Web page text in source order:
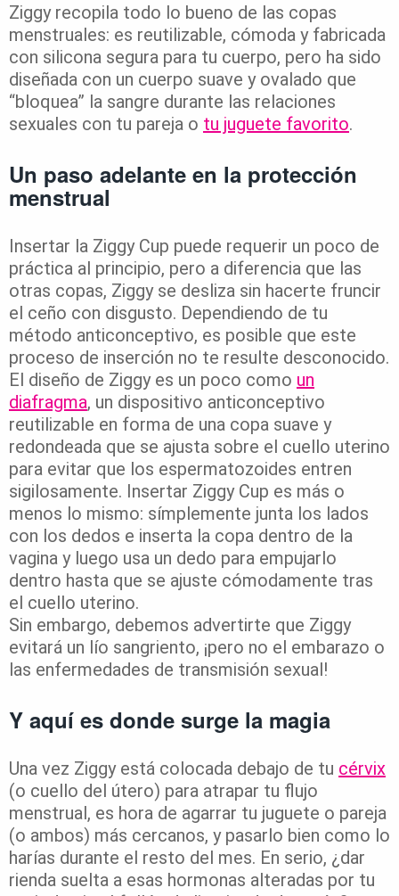
Ziggy recopila todo lo bueno de las copas
menstruales: es reutilizable, cómoda y fabricada
con silicona segura para tu cuerpo, pero ha sido
diseñada con un cuerpo suave y ovalado que
“bloquea” la sangre durante las relaciones
sexuales con tu pareja o tu juguete favorito.
Un paso adelante en la protección
menstrual
Insertar la Ziggy Cup puede requerir un poco de
práctica al principio, pero a diferencia que las
otras copas, Ziggy se desliza sin hacerte fruncir
el ceño con disgusto. Dependiendo de tu
método anticonceptivo, es posible que este
proceso de inserción no te resulte desconocido.
El diseño de Ziggy es un poco como un
diafragma, un dispositivo anticonceptivo
reutilizable en forma de una copa suave y
redondeada que se ajusta sobre el cuello uterino
para evitar que los espermatozoides entren
sigilosamente. Insertar Ziggy Cup es más o
menos lo mismo: símplemente junta los lados
con los dedos e inserta la copa dentro de la
vagina y luego usa un dedo para empujarlo
dentro hasta que se ajuste cómodamente tras
el cuello uterino.
Sin embargo, debemos advertirte que Ziggy
evitará un lío sangriento, ¡pero no el embarazo o
las enfermedades de transmisión sexual!
Y aquí es donde surge la magia
Una vez Ziggy está colocada debajo de tu cérvix
(o cuello del útero) para atrapar tu flujo
menstrual, es hora de agarrar tu juguete o pareja
(o ambos) más cercanos, y pasarlo bien como lo
harías durante el resto del mes. En serio, ¿dar
rienda suelta a esas hormonas alteradas por tu